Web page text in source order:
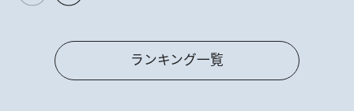
ランキング一覧